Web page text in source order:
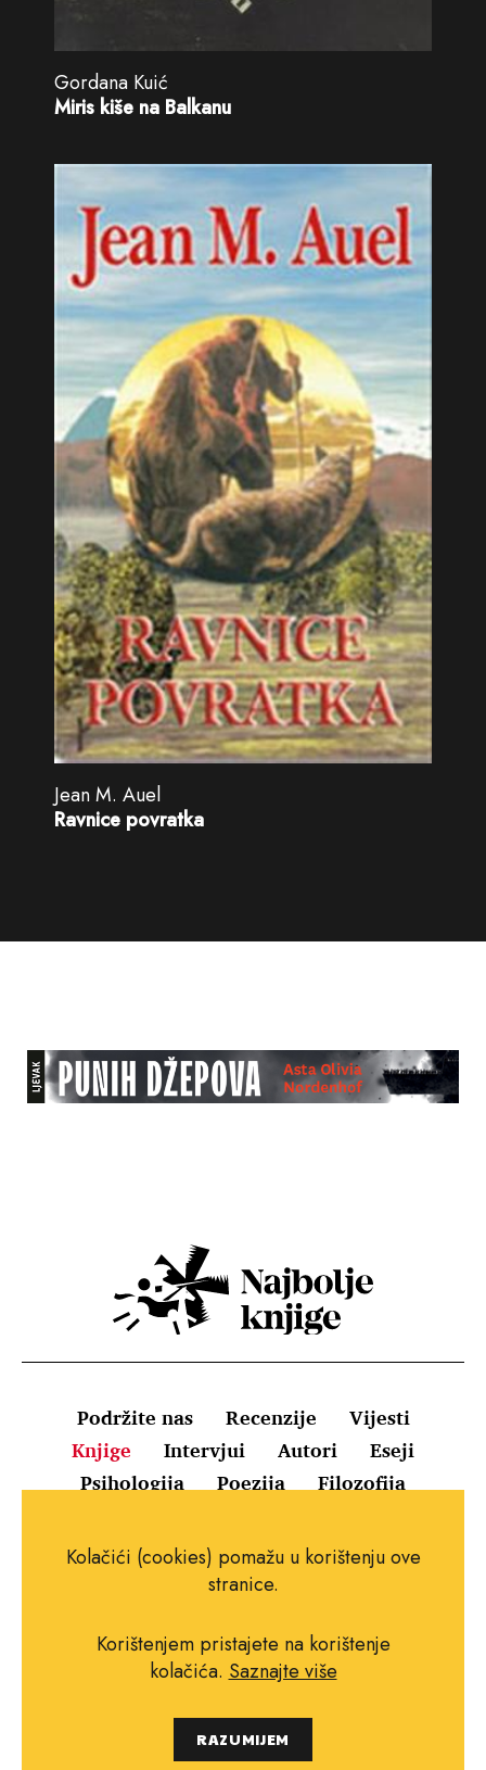
Gordana Kuić
Miris kiše na Balkanu
Jean M. Auel
Ravnice povratka
Podržite nas Recenzije
Vijesti
Knjige
Intervjui Autori
Eseji
Psihologija
Poezija Filozofija
Uvjeti korištenja
Pravila o kolačićima
Impressum
Copyright © 2010.-2021. najboljeknjige.com.
Kolačići (cookies) pomažu u korištenju ove
stranice.
Korištenjem pristajete na korištenje
kolačića. Saznajte više
RAZUMIJEM